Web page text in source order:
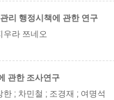
리 행정시책에 관한 연구
우라 쯔네오
관한 조사연구
한 ; 차민철 ; 조경재 ; 여명석